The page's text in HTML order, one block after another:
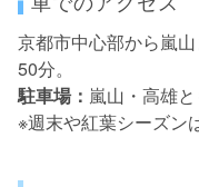
京都市中心部から嵐
50分。
駐車場： 嵐山・高雄
※週末や紅葉シーズン